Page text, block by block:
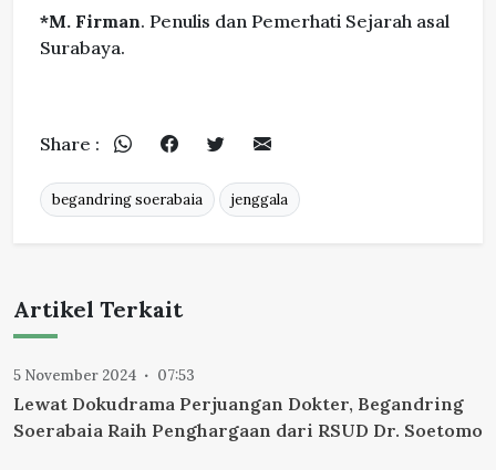
*M. Firman. Penulis dan Pemerhati Sejarah asal
Surabaya.
Share :
begandring soerabaia jenggala
Artikel Terkait
5 November 2024 07:53
Lewat Dokudrama Perjuangan Dokter, Begandring
Soerabaia Raih Penghargaan dari RSUD Dr. Soetomo